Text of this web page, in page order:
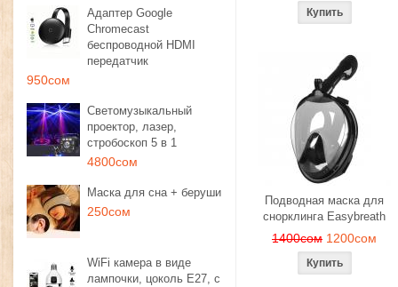
Адаптер Google
Chromecast
беспроводной HDMI
передатчик
950сом
Светомузыкальный
проектор, лазер,
стробоскоп 5 в 1
4800сом
Маска для сна + беруши
250сом
WiFi камера в виде
лампочки, цоколь E27, с
Подводная маска для
снорклинга Easybreath
1400сом 1200сом